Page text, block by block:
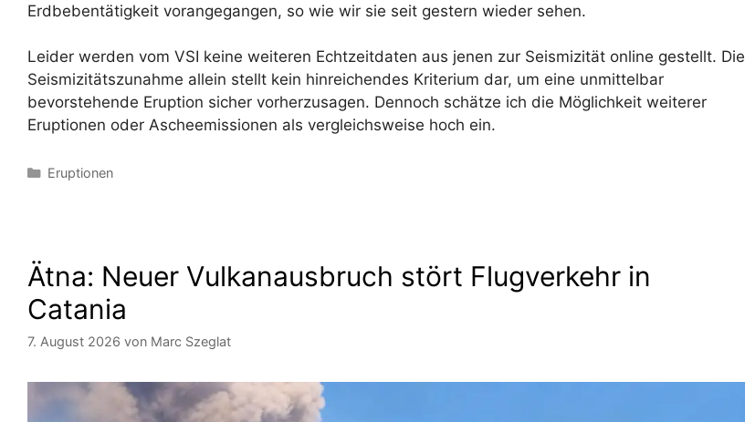
Erdbebentätigkeit vorangegangen, so wie wir sie seit gestern wieder sehen.
Leider werden vom VSI keine weiteren Echtzeitdaten aus jenen zur Seismizität online gestellt. Die
Seismizitätszunahme allein stellt kein hinreichendes Kriterium dar, um eine unmittelbar
bevorstehende Eruption sicher vorherzusagen. Dennoch schätze ich die Möglichkeit weiterer
Eruptionen oder Ascheemissionen als vergleichsweise hoch ein.
Kategorien
Eruptionen
Ätna: Neuer Vulkanausbruch stört Flugverkehr in
Catania
7. August 2026 von Marc Szeglat